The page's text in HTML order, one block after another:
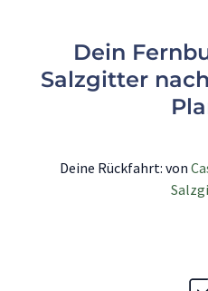
Dein
Salzgitter
Deine Rückfahrt: von